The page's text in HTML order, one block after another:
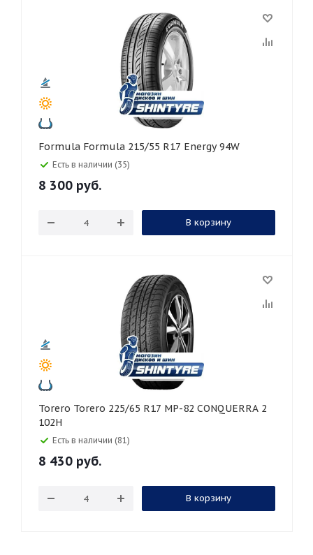
Formula Formula 215/55 R17 Energy 94W
Есть в наличии (35)
8 300 руб.
В корзину
Torero Torero 225/65 R17 MP-82 CONQUERRA 2
102H
Есть в наличии (81)
8 430 руб.
В корзину